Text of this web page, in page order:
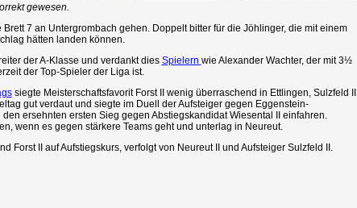
gewesen.
7 an Untergrombach gehen. Doppelt bitter für die Jöhlinger, die mit einem
hätten landen können.
der A-Klasse und verdankt dies Spielern wie Alexander Wachter, der mit 3½
der Top-Spieler der Liga ist.
siegte Meisterschaftsfavorit Forst II wenig überraschend in Ettlingen, Sulzfeld II
gut verdaut und siegte im Duell der Aufsteiger gegen Eggenstein-
ersehnten ersten Sieg gegen Abstiegskandidat Wiesental II einfahren.
wenn es gegen stärkere Teams geht und unterlag in Neureut.
Forst II auf Aufstiegskurs, verfolgt von Neureut II und Aufsteiger Sulzfeld II.